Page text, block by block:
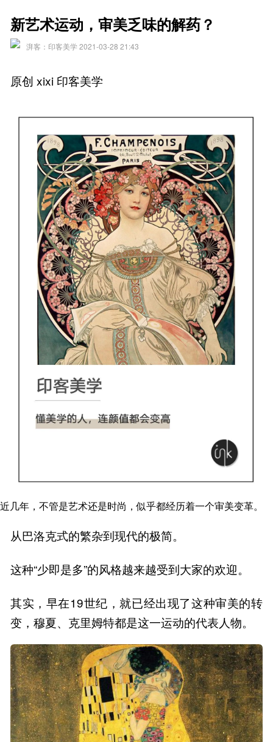
新艺术运动，审美乏味的解药？
湃客：印客美学 2021-03-28 21:43
原创 xixi 印客美学
近几年，不管是艺术还是时尚，似乎都经历着一个审美变革。
从巴洛克式的繁杂到现代的极简。
这种“少即是多”的风格越来越受到大家的欢迎。
其实，早在19世纪，就已经出现了这种审美的转
变，穆夏、克里姆特都是这一运动的代表人物。